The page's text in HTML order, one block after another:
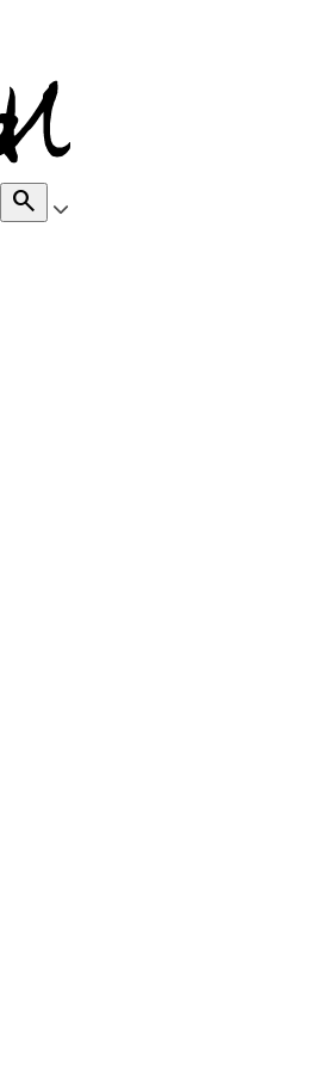
search